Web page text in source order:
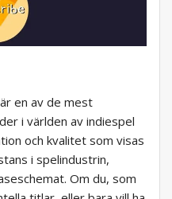
en av de mest
i världen av indiespel
och kvalitet som visas
i spelindustrin,
Om du, som